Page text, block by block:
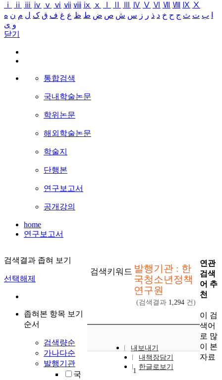
ⅰ
ⅱ ⅲ ⅳ ⅴ ⅵ ⅶ ⅷ ⅸ ⅹ Ⅳ Ⅴ Ⅵ Ⅶ Ⅷ Ⅸ Ⅹ
ب ت ث ج ح خ د ذ ر ز س ش ص ض ط ظ ع غ ف ق ک ل م ن ه
و ی
닫기
통합검색
국내학술논문
학위논문
해외학술논문
학술지
단행본
연구보고서
공개강의
home
연구보고서
검색결과 좁혀 보기
선택해제
좁혀본 항목 보기
순서
검색량순
가나다순
발행기관
국
검색키워드 발행기관 : 한
국청소년정책
연구원
(검색결과 1,294 건)
내보내기
내책장담기
한글로보기
1
연관
검색
어 추
천
이 검
색어
로 많
이 본
자료